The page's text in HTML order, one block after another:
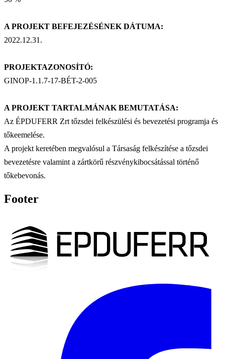
A PROJEKT BEFEJEZÉSÉNEK DÁTUMA:
2022.12.31.
PROJEKTAZONOSÍTÓ:
GINOP-1.1.7-17-BÉT-2-005
A PROJEKT TARTALMÁNAK BEMUTATÁSA:
Az ÉPDUFERR Zrt tőzsdei felkészülési és bevezetési programja és
tőkeemelése.
A projekt keretében megvalósul a Társaság felkészítése a tőzsdei
bevezetésre valamint a zártkörű részvénykibocsátással történő
tőkebevonás.
Footer